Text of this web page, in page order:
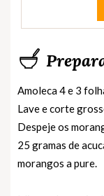
Amoleca 4 e 3
Lave e corte
Despeje os
25 gramas de
morangos a pure.